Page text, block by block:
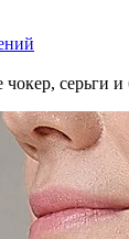
серьги